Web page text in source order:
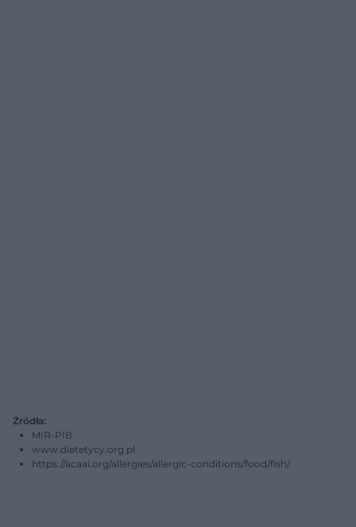
Źródła:
MIR-PIB
www.dietetycy.org.pl
https://acaai.org/allergies/allergic-conditions/food/fish/